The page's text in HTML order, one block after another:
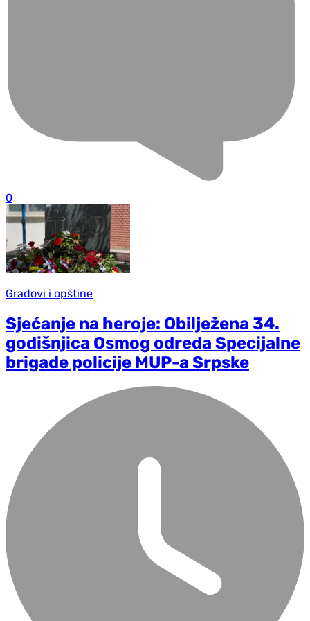
0
Gradovi i opštine
Sjećanje na heroje: Obilježena 34.
godišnjica Osmog odreda Specijalne
brigade policije MUP-a Srpske